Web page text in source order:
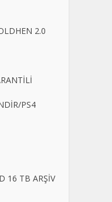
2.0
PS4
16 TB ARŞİV